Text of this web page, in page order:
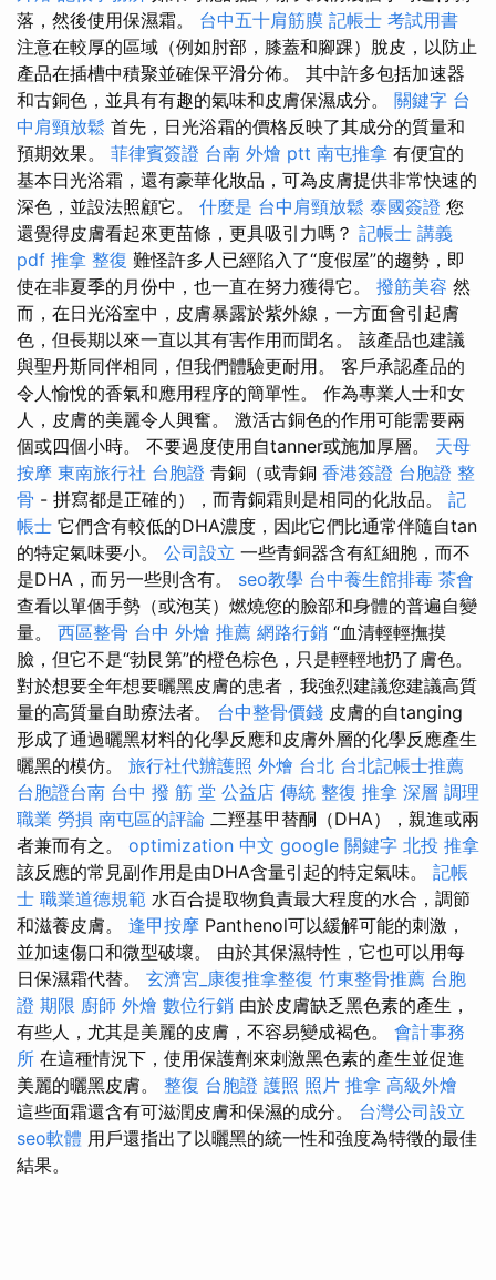
落，然後使用保濕霜。 台中五十肩筋膜 記帳士 考試用書
注意在較厚的區域（例如肘部，膝蓋和腳踝）脫皮，以防止
產品在插槽中積聚並確保平滑分佈。 其中許多包括加速器
和古銅色，並具有有趣的氣味和皮膚保濕成分。 關鍵字 台
中肩頸放鬆 首先，日光浴霜的價格反映了其成分的質量和
預期效果。 菲律賓簽證 台南 外燴 ptt 南屯推拿 有便宜的
基本日光浴霜，還有豪華化妝品，可為皮膚提供非常快速的
深色，並設法照顧它。 什麼是 台中肩頸放鬆 泰國簽證 您
還覺得皮膚看起來更苗條，更具吸引力嗎？ 記帳士 講義
pdf 推拿 整復 難怪許多人已經陷入了“度假屋”的趨勢，即
使在非夏季的月份中，也一直在努力獲得它。 撥筋美容 然
而，在日光浴室中，皮膚暴露於紫外線，一方面會引起膚
色，但長期以來一直以其有害作用而聞名。 該產品也建議
與聖丹斯同伴相同，但我們體驗更耐用。 客戶承認產品的
令人愉悅的香氣和應用程序的簡單性。 作為專業人士和女
人，皮膚的美麗令人興奮。 激活古銅色的作用可能需要兩
個或四個小時。 不要過度使用自tanner或施加厚層。 天母
按摩 東南旅行社 台胞證 青銅（或青銅 香港簽證 台胞證 整
骨 - 拼寫都是正確的），而青銅霜則是相同的化妝品。 記
帳士 它們含有較低的DHA濃度，因此它們比通常伴隨自tan
的特定氣味要小。 公司設立 一些青銅器含有紅細胞，而不
是DHA，而另一些則含有。 seo教學 台中養生館排毒 茶會
查看以單個手勢（或泡芙）燃燒您的臉部和身體的普遍自變
量。 西區整骨 台中 外燴 推薦 網路行銷 “血清輕輕撫摸
臉，但它不是“勃艮第”的橙色棕色，只是輕輕地扔了膚色。
對於想要全年想要曬黑皮膚的患者，我強烈建議您建議高質
量的高質量自助療法者。 台中整骨價錢 皮膚的自tanging
形成了通過曬黑材料的化學反應和皮膚外層的化學反應產生
曬黑的模仿。 旅行社代辦護照 外燴 台北 台北記帳士推薦
台胞證台南 台中 撥 筋 堂 公益店 傳統 整復 推拿 深層 調理
職業 勞損 南屯區的評論 二羥基甲替酮（DHA），親進或兩
者兼而有之。 optimization 中文 google 關鍵字 北投 推拿
該反應的常見副作用是由DHA含量引起的特定氣味。 記帳
士 職業道德規範 水百合提取物負責最大程度的水合，調節
和滋養皮膚。 逢甲按摩 Panthenol可以緩解可能的刺激，
並加速傷口和微型破壞。 由於其保濕特性，它也可以用每
日保濕霜代替。 玄濟宮_康復推拿整復 竹東整骨推薦 台胞
證 期限 廚師 外燴 數位行銷 由於皮膚缺乏黑色素的產生，
有些人，尤其是美麗的皮膚，不容易變成褐色。 會計事務
所 在這種情況下，使用保護劑來刺激黑色素的產生並促進
美麗的曬黑皮膚。 整復 台胞證 護照 照片 推拿 高級外燴
這些面霜還含有可滋潤皮膚和保濕的成分。 台灣公司設立
seo軟體 用戶還指出了以曬黑的統一性和強度為特徵的最佳
結果。